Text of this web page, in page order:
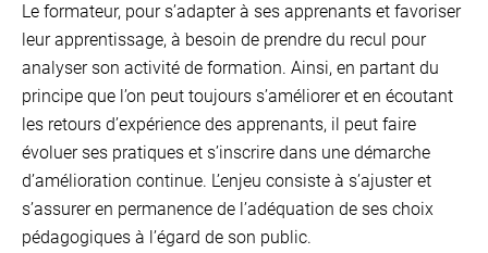
Le formateur, pour s’adapter à ses apprenants et favoriser
leur apprentissage, à besoin de prendre du recul pour
analyser son activité de formation. Ainsi, en partant du
principe que l’on peut toujours s’améliorer et en écoutant
les retours d’expérience des apprenants, il peut faire
évoluer ses pratiques et s’inscrire dans une démarche
d’amélioration continue. L’enjeu consiste à s’ajuster et
s’assurer en permanence de l’adéquation de ses choix
pédagogiques à l’égard de son public.